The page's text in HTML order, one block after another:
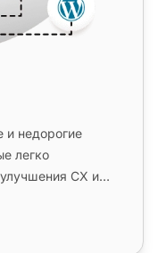
и недорогие
легко
CX и